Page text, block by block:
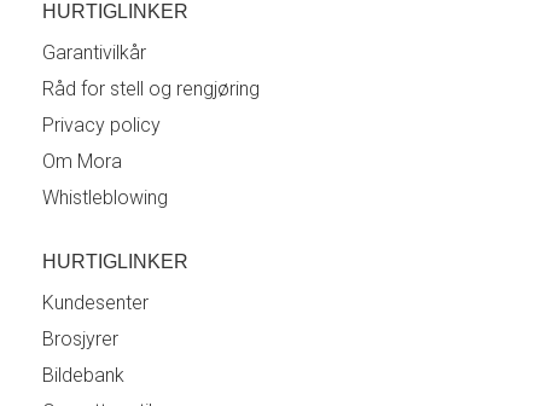
HURTIGLINKER
Garantivilkår
Råd for stell og rengjøring
Privacy policy
Om Mora
Whistleblowing
HURTIGLINKER
Kundesenter
Brosjyrer
Bildebank